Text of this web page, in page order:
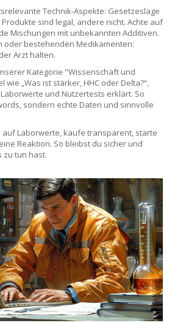
Technik-Aspekte: Gesetzeslage
sind legal, andere nicht. Achte auf
Mischungen mit unbekannten Additiven.
oder bestehenden Medikamenten:
Arzt halten.
Kategorie "Wissenschaft und
„Was ist stärker, HHC oder Delta?“,
und Nutzertests erklärt. So
sondern echte Daten und sinnvolle
auf Laborwerte, kaufe transparent, starte
Reaktion. So bleibst du sicher und
zu tun hast.